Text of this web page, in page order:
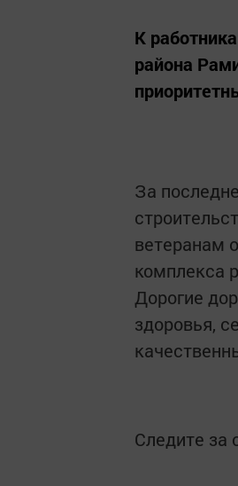
К
района
За
ветеранам
комплекса
Дорогие
здоровья,
Следите